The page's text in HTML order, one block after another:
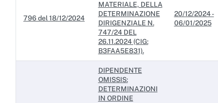
Interventi straordinari e di emergenza
Attuazione misure PNRR
796 del 18/12/2024
MATERIALE, DELLA
DETERMINAZIONE
DIRIGENZIALE N.
747/24 DEL
26.11.2024 (CIG:
B3FAA5E831).
20/12/2024 -
06/01/2025
DIPENDENTE
OMISSIS:
DETERMINAZIONI
IN ORDINE